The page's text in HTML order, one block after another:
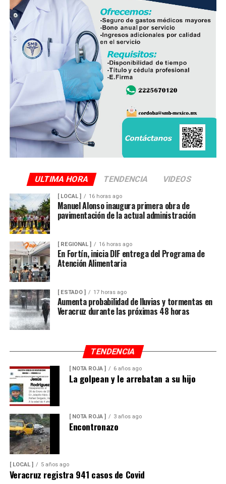
ULTIMA HORA TENDENCIA VIDEOS
[ LOCAL ] 16 horas ago
Manuel Alonso inaugura primera obra de
pavimentación de la actual administración
[ REGIONAL ] 16 horas ago
En Fortín, inicia DIF entrega del Programa de
Atención Alimentaria
[ ESTADO ] 17 horas ago
Aumenta probabilidad de lluvias y tormentas en
Veracruz durante las próximas 48 horas
TENDENCIA
[ NOTA ROJA ] 6 años ago
La golpean y le arrebatan a su hijo
[ NOTA ROJA ] 3 años ago
Encontronazo
[ LOCAL ] 5 años ago
Veracruz registra 941 casos de Covid